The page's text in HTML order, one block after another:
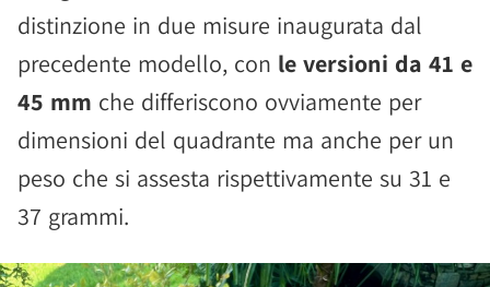
distinzione in due misure inaugurata dal
precedente modello, con le versioni da 41 e
45 mm che differiscono ovviamente per
dimensioni del quadrante ma anche per un
peso che si assesta rispettivamente su 31 e
37 grammi.